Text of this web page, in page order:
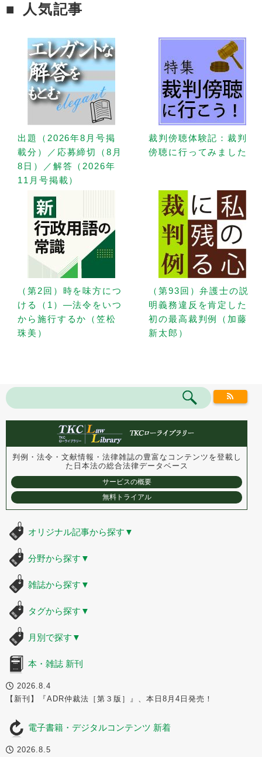
人気記事
出題（2026年8月号掲
載分）／応募締切（8月
8日）／解答（2026年
11月号掲載）
裁判傍聴体験記：裁判
傍聴に行ってみました
（第2回）時を味方につ
ける（1）—法令をいつ
から施行するか（笠松
珠美）
（第93回）弁護士の説
明義務違反を肯定した
初の最高裁判例（加藤
新太郎）
判例・法令・文献情報・法律雑誌の豊富なコンテンツを登載し
た 日本法の総合法律データベース
サービスの概要
無料トライアル
オリジナル記事から探す ▼
分野から探す ▼
雑誌から探す ▼
タグから探す ▼
月別で探す ▼
本・雑誌 新刊
2026.8.4
【新刊】『ADR仲裁法［第３版］』、本日8月4日発売！
電子書籍・デジタルコンテンツ 新着
2026.8.5